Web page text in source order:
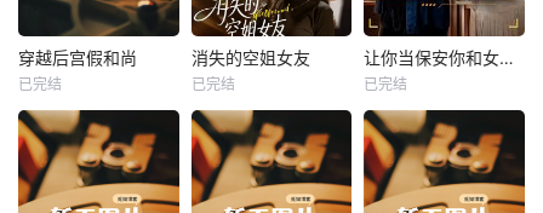
热播
未知
穿越后宫假和尚
已完结
热播
未知
消失的空姐女友
已完结
热播
未知
让你当保安你和女业主谈恋爱
已完结